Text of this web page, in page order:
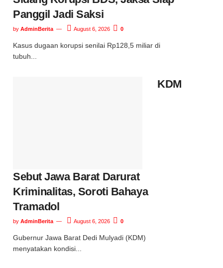
Panggil Jadi Saksi
by AdminBerita August 6, 2026 0
Kasus dugaan korupsi senilai Rp128,5 miliar di
tubuh...
KDM
Sebut Jawa Barat Darurat
Kriminalitas, Soroti Bahaya
Tramadol
by AdminBerita August 6, 2026 0
Gubernur Jawa Barat Dedi Mulyadi (KDM)
menyatakan kondisi...